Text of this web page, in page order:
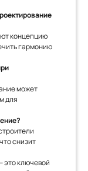
концепцию
гармонию
может
для
снизит
это ключевой